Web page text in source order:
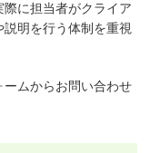
に担当者がクライア
明を行う体制を重視
ムからお問い合わせ